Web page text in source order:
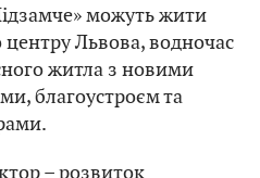
можуть жити
центру Львова, водночас
житла з новими
благоустроєм та
– розвиток